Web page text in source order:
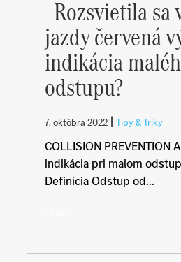
Rozsvietila sa
jazdy červená
indikácia
odstupu?
7. októbra 2022 | Tipy & Triky
COLLISION PREVENTION
indikácia pri malom
Definícia Odstup od...